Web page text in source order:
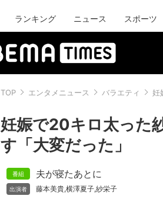
ランキング ニュース スポーツ
TOP エンタメニュース バラエティ 妊
妊娠で20キロ太った
す「大変だった」
夫が寝たあとに
藤本美貴,横澤夏子,紗栄子